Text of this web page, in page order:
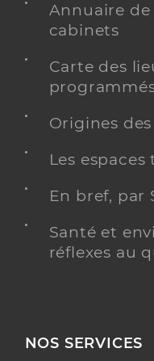
Annuaire
cabinets
Carte des
Origines
Les
En bref, par
Santé et
réflexes au
NOS SERVICES